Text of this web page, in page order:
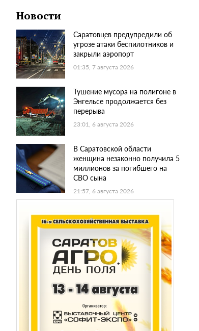
Новости
Саратовцев предупредили об
угрозе атаки беспилотников и
закрыли аэропорт
01:35, 7 августа 2026
Тушение мусора на полигоне в
Энгельсе продолжается без
перерыва
23:01, 6 августа 2026
В Саратовской области
женщина незаконно получила 5
миллионов за погибшего на
СВО сына
21:57, 6 августа 2026